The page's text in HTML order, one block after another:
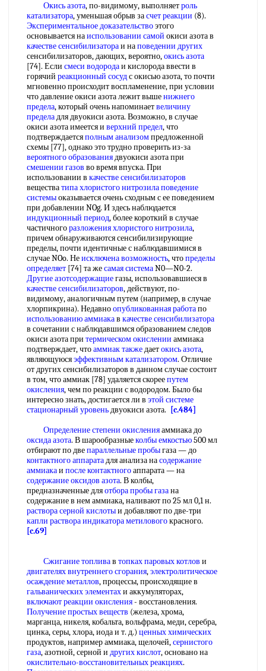
Окись азота, по-видимому, выполняетроль
катализатора, уменьшая обрыв засчет реакции (8).
Экспериментальное доказательствоэтого
основывается наиспользовании самой окиси азота в
качестве сенсибилизатораи наповедении других
сенсибилизаторов, дающих, вероятно,окись азота
[74]. Если смеси водородаи кислорода ввести в
горячий реакционный сосудс окисью азота, то почти
мгновенно происходит воспламенение, при условии
что давление окиси азота лежит вышенижнего
предела, который очень напоминаетвеличину
пределадля двуокиси азота. Возможно, в случае
окиси азота имеется и верхний предел, что
подтверждаетсяполным анализомпредложенной
схемы [77], однако это трудно проверить из-за
вероятного образованиядвуокиси азота при
смешении газов во время впуска. При
использовании в качестве сенсибилизаторов
веществатипа хлористого нитрозилаповедение
системыоказывается очень сходным с ее поведением
при добавлении NOg. И здесь наблюдается
индукционный период, более короткий в случае
частичногоразложения хлористого нитрозила,
причем обнаруживаются сенсибилизирующие
пределы, почти идентичные с наблюдавшимися в
случае NOo. Неисключена возможность, чтопределы
определяет [74] та жесамая системаN0—N0-2.
Другие азотсодержащиегазы, использовавшиеся в
качестве сенсибилизаторов, действуют, по-
видимому, аналогичным путем (например, в случае
хлорпикрина). Недавноопубликованная работапо
использованию аммиакав качестве сенсибилизатора
в сочетании с наблюдавшимся образованием следов
окиси азота при термическом окислении аммиака
подтверждает, чтоаммиак такжедаетокись азота,
являющуюсяэффективным катализатором. Отличие
от других сенсибилизаторов в данном случае состоит
в том, что аммиак [78] удаляется скореепутем
окисления, чем по реакции с водородом. Было бы
интересно знать, достигается ли в этой системе
стационарный уровеньдвуокиси азота.
[c.484]
Определение степени окисленияаммиака до
оксида азота. В шарообразныеколбы емкостью500 мл
отбирают по двепараллельные пробыгаза — до
контактного аппаратадля анализа насодержание
аммиакаи после контактногоаппарата — на
содержание оксидов азота. В колбы,
предназначенные дляотбора пробы газана
содержание в нем аммиака, наливают по 25 мл 0,1 н.
раствора серной кислотыи добавляют по две-три
капли раствораиндикатора метиловогокрасного.
[c.69]
Сжигание топливав топках паровых котлов и
двигателях внутреннего сгорания,электролитическое
осаждение металлов, процессы, происходящие в
гальванических элементахи аккумуляторах,
включают реакции окисления- восстановления.
Получение простых веществ (железа, хрома,
марганца, никеля, кобальта, вольфрама, меди, серебра,
цинка, серы, хлора, иода и т. д.) ценных химических
продуктов, например аммиака, щелочей,сернистого
газа, азотной, серной и других кислот, основано на
окислительно-восстановительных реакциях.